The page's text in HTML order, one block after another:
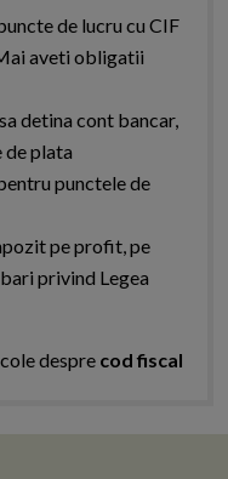
de lucru cu CIF
aveti obligatii
detina cont bancar,
de plata
punctele de
pe profit, pe
privind Legea
despre cod fiscal